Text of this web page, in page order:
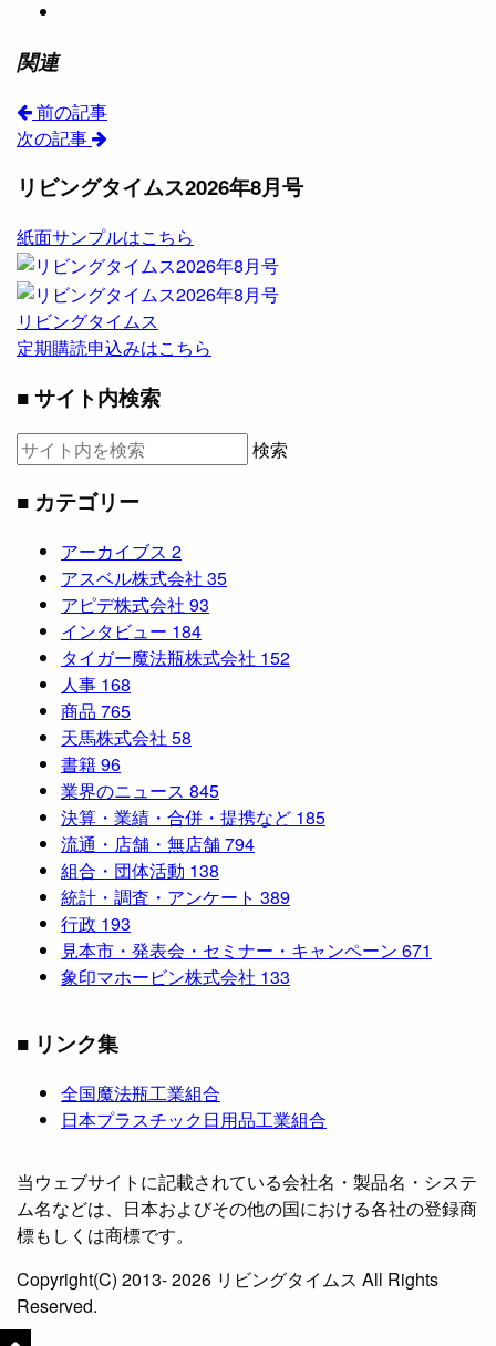
関連
前の記事
次の記事
リビングタイムス2026年8月号
紙面サンプルはこちら
リビングタイムス
定期購読申込みはこちら
■ サイト内検索
検索
■ カテゴリー
アーカイブス 2
アスベル株式会社 35
アピデ株式会社 93
インタビュー 184
タイガー魔法瓶株式会社 152
人事 168
商品 765
天馬株式会社 58
書籍96
業界のニュース 845
決算・業績・合併・提携など 185
流通・店舗・無店舗794
組合・団体活動 138
統計・調査・アンケート 389
行政 193
見本市・発表会・セミナー・キャンペーン 671
象印マホービン株式会社 133
■ リンク集
全国魔法瓶工業組合
日本プラスチック日用品工業組合
当ウェブサイトに記載されている会社名・製品名・システ
ム名などは、日本およびその他の国における各社の登録商
標もしくは商標です。
Copyright(C) 2013- 2026 リビングタイムス All Rights
Reserved.